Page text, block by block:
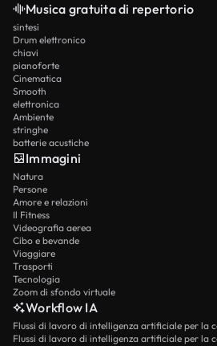
Musica gratuita di repertorio
sintesi
Drum elettronico
chiavi
pianoforte
Cinematica
Smooth
elettronica
Ambiente
stringhe
batterie acustiche
Immagini
Natura
Persone
Amore e relazioni
Il Fitness
Videografia aerea
Cibo e bevande
Viaggiare
Trasporti
Tecnologia
Zoom di sfondo virtuale
Workflow IA
Flussi di lavoro di intelligenza artificiale per la